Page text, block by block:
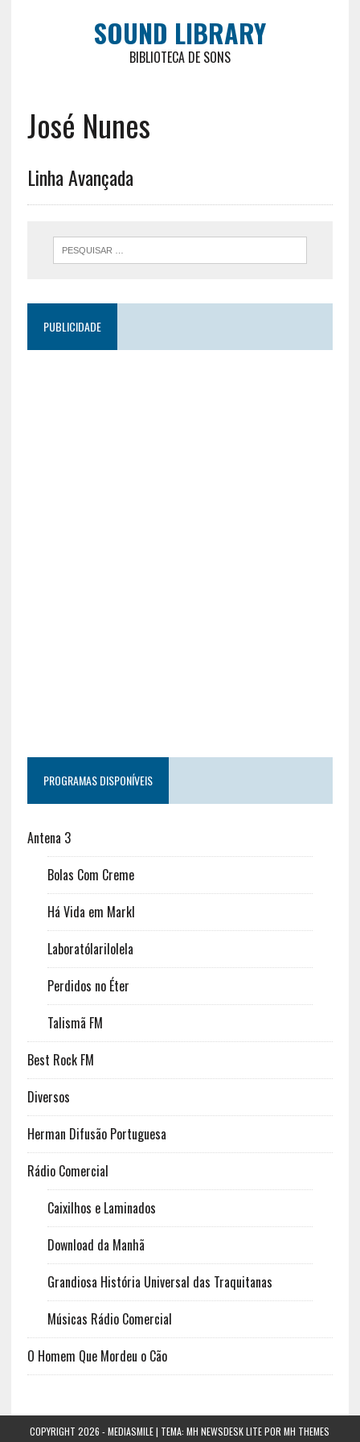
SOUND LIBRARY
BIBLIOTECA DE SONS
José Nunes
Linha Avançada
PUBLICIDADE
PROGRAMAS DISPONÍVEIS
Antena 3
Bolas Com Creme
Há Vida em Markl
Laboratólarilolela
Perdidos no Éter
Talismã FM
Best Rock FM
Diversos
Herman Difusão Portuguesa
Rádio Comercial
Caixilhos e Laminados
Download da Manhã
Grandiosa História Universal das Traquitanas
Músicas Rádio Comercial
O Homem Que Mordeu o Cão
COPYRIGHT 2026 -MEDIASMILE| TEMA: MH NEWSDESK LITE PORMH THEMES